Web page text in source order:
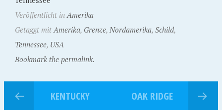
Veröffentlicht inAmerika
Getaggt mitAmerika, Grenze, Nordamerika, Schild,
Tennessee, USA
Bookmark the permalink.
KENTUCKY OAK RIDGE